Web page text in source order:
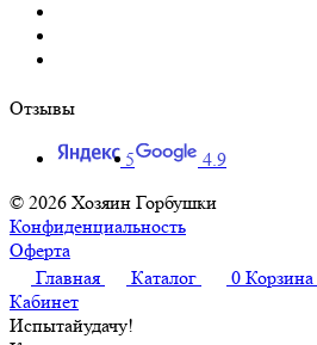
Отзывы
5
4.9
© 2026 Хозяин Горбушки
Конфиденциальность
Оферта
Главная
Каталог 0 Корзина
Кабинет
Испытайудачу!